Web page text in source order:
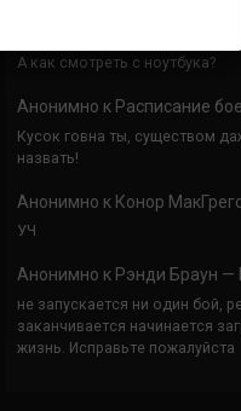
UFC 324
А как смотреть с ноутбука?
Анонимно к Расписание
Кусок говна ты, существом
назвать!
Анонимно к Конор
УЧ
Анонимно к Рэнди Браун —
не запускается ни один бой,
заканчивается начинается
жизнь. Исправьте пожалуйста